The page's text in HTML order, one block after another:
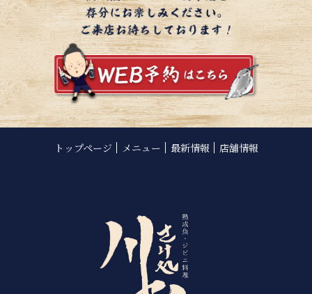
トップページ メニュー 最新情報 店舗情報